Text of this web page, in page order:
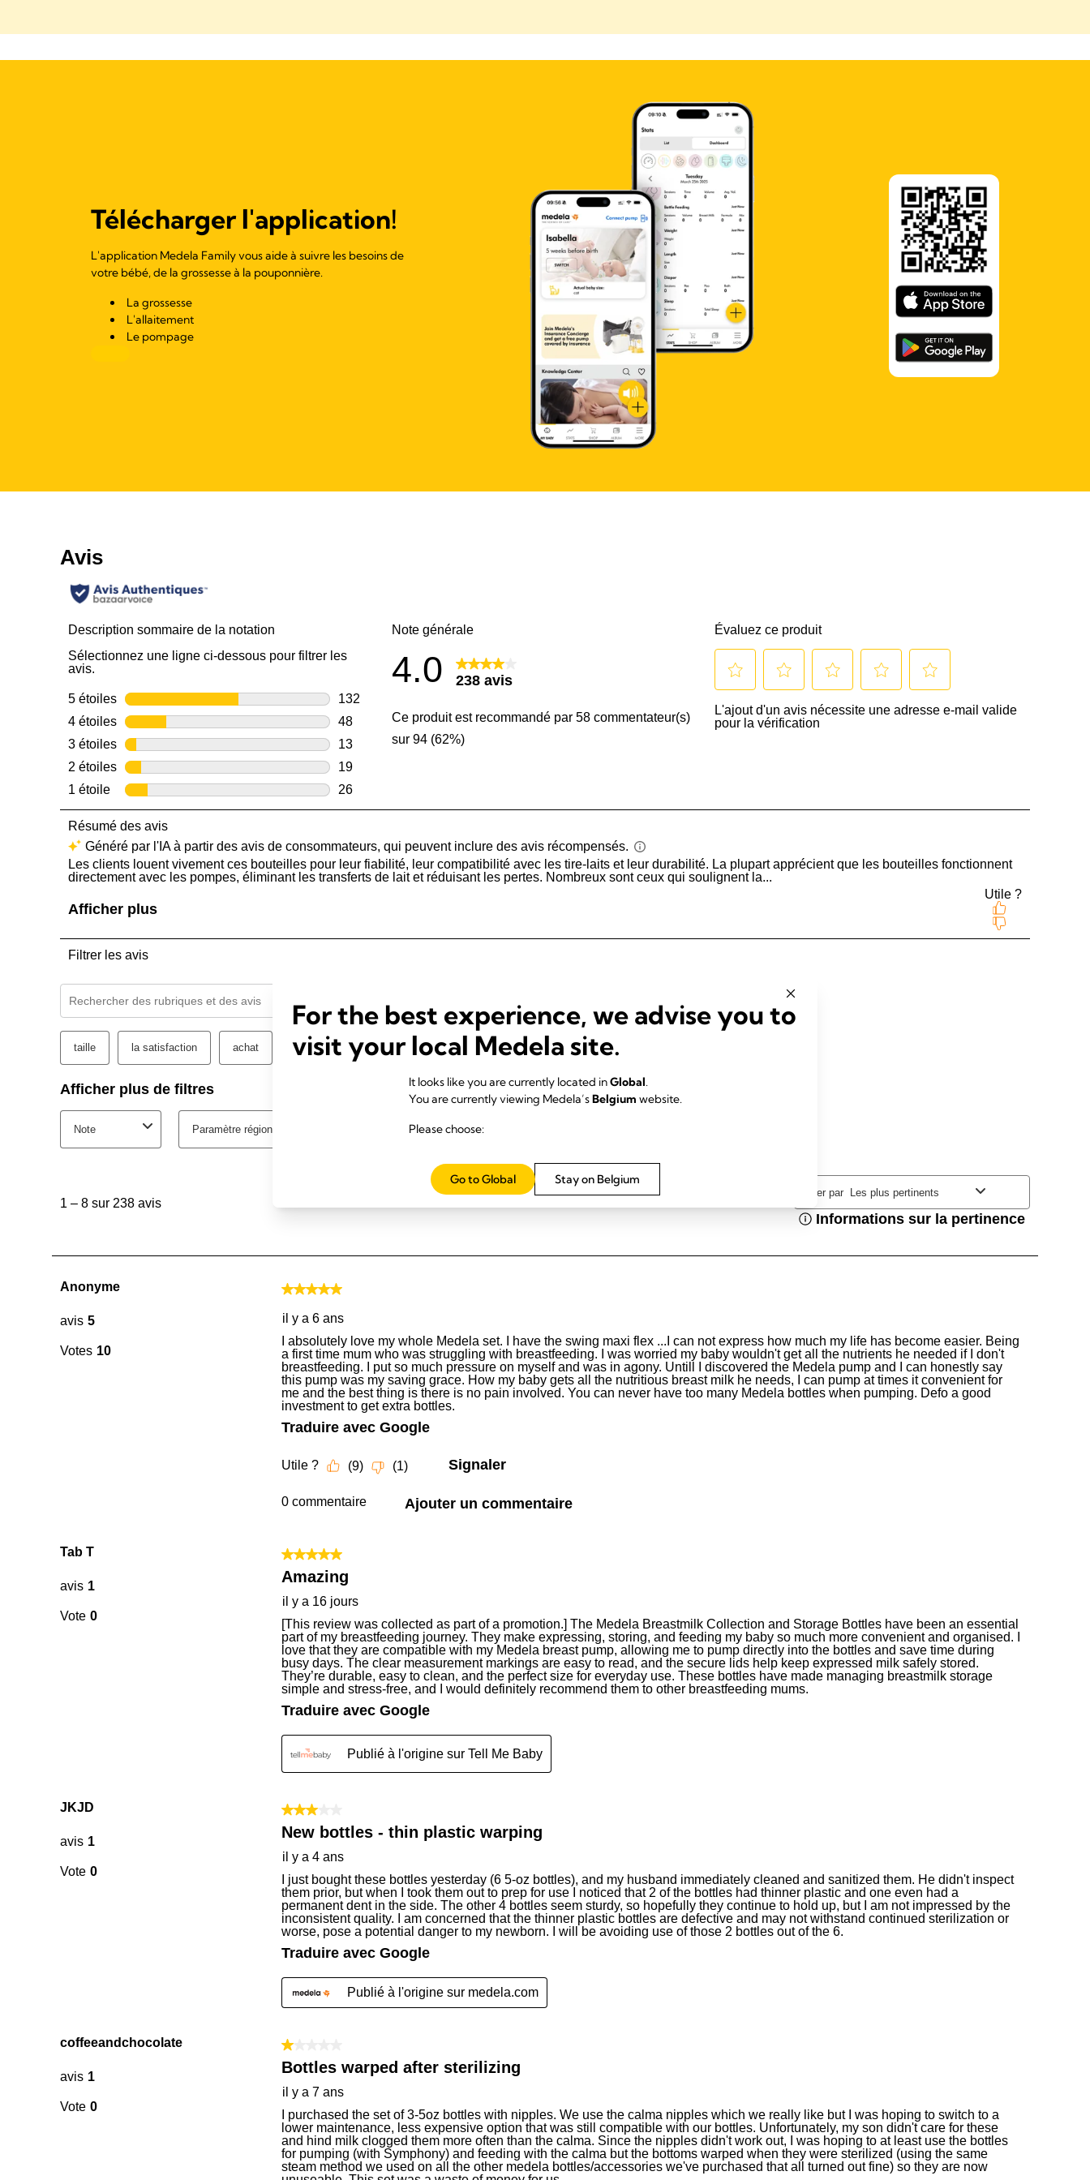
Télécharger l'application!
L'application Medela Family vous aide à suivre les besoins de
votre bébé, de la grossesse à la pouponnière.
La grossesse
L'allaitement
Le pompage
For the best experience, we advise you to
visit your local Medela site.
It looks like you are currently located inGlobal.
You are currently viewing Medela’sBelgium website.
Please choose:
Stay on Belgium
Go to Global